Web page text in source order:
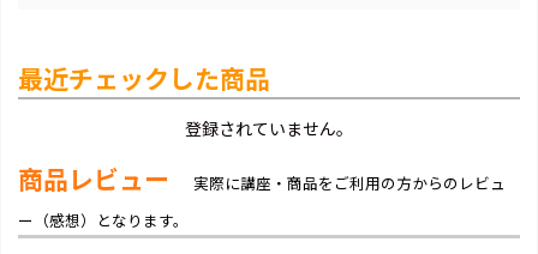
最近チェックした商品
登録されていません。
商品レビュー
実際に講座・商品をご利用の方からのレビュ
ー（感想）となります。